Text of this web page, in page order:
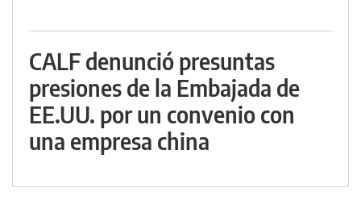
CALF denunció presuntas
presiones de la Embajada de
EE.UU. por un convenio con
una empresa china